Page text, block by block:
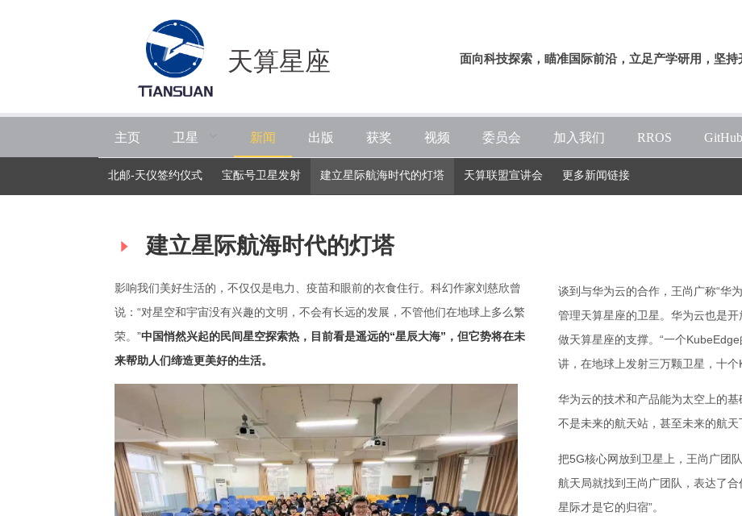
天算星座 面向科技探索，瞄准国际前沿，立足产学研用，坚持
主页 卫星 新闻 出版 获奖 视频 委员会 加入我们 RROS GitHub
北邮-天仪签约仪式 宝酝号卫星发射 建立星际航海时代的灯塔 天算联盟宣讲会 更多新闻链接
建立星际航海时代的灯塔
影响我们美好生活的，不仅仅是电力、疫苗和眼前的衣食住行。科幻作家刘慈欣曾
说：“对星空和宇宙没有兴趣的文明，不会有长远的发展，不管他们在地球上多么繁
荣。”中国悄然兴起的民间星空探索热，目前看是遥远的“星辰大海”，但它势将在未
来帮助人们缔造更美好的生活。
谈到与华为云的合作，王尚广称“华
管理天算星座的卫星。华为云也是
做天算星座的支撑。“一个
讲，在地球上发射三万颗卫星，十
华为云的技术和产品能为太空上的
不是未来的航天站，甚至未来的航天
把5G核心网放到卫星上，王尚广团
航天局就找到王尚广团队，表达了合
星际才是它的归宿”。